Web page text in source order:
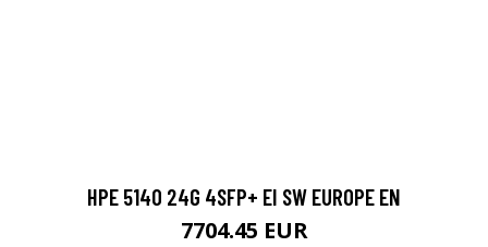
HPE 5140 24G 4SFP+ EI SW EUROPE EN
7704.45 EUR